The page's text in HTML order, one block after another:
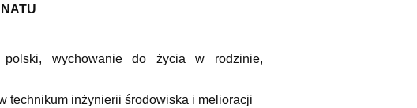
wychowanie do życia w rodzinie,
technikum inżynierii środowiska i melioracji